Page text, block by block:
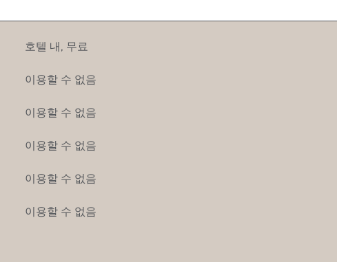
호텔 내, 무료
이용할 수 없음
이용할 수 없음
이용할 수 없음
이용할 수 없음
이용할 수 없음